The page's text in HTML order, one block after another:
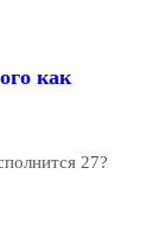
как
27?